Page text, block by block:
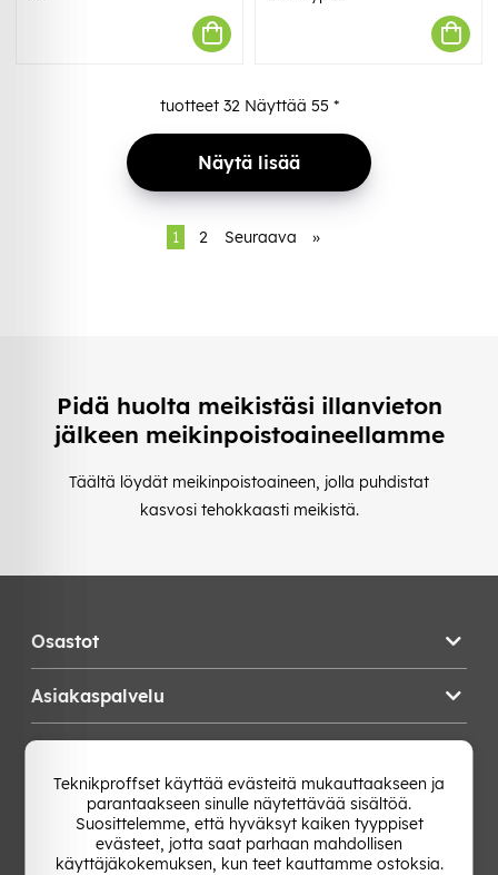
tuotteet 32Näyttää 55 *
Näytä lisää
1 2 Seuraava »
Pidä huolta meikistäsi illanvieton
jälkeen meikinpoistoaineellamme
Täältä löydät meikinpoistoaineen, jolla puhdistat
kasvosi tehokkaasti meikistä.
Osastot
Asiakaspalvelu
Vaihda Maa
Teknikproffset käyttää evästeitä mukauttaakseen ja
parantaakseen sinulle näytettävää sisältöä.
Suosittelemme, että hyväksyt kaiken tyyppiset
evästeet, jotta saat parhaan mahdollisen
käyttäjäkokemuksen, kun teet kauttamme ostoksia.